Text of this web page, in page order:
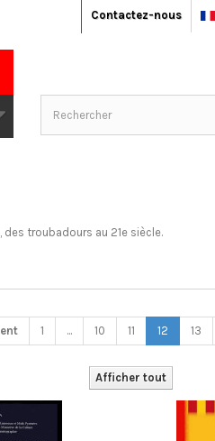
Contactez-nous
troubadours au 21e siècle.
1 ... 10 11 12 13
Afficher tout